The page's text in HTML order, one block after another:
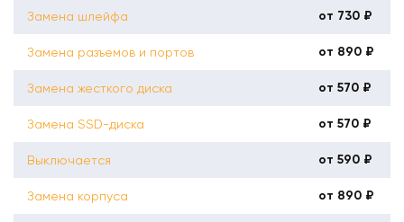
Замена шлейфа от 730 ₽
Замена разъемов и портов от 890 ₽
Замена жесткого диска от 570 ₽
Замена SSD-диска от 570 ₽
Выключается от 590 ₽
Замена корпуса от 890 ₽